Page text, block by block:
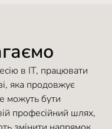
в ІТ, працювати
яка продовжує
можуть бути
професійний шлях,